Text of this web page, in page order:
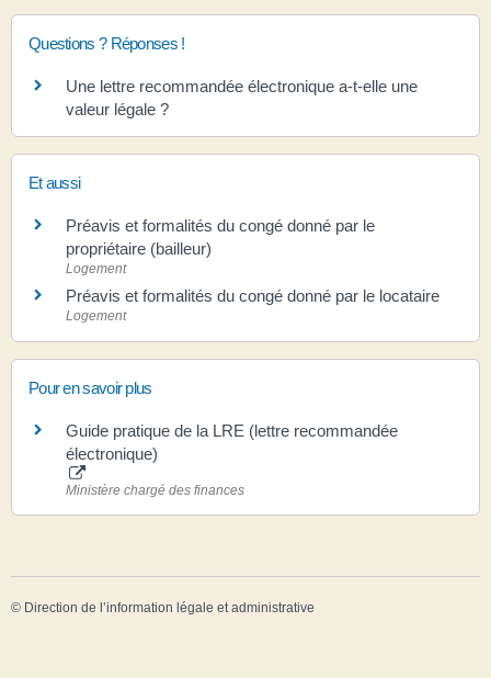
Questions ? Réponses !
Une lettre recommandée électronique a-t-elle une
valeur légale ?
Et aussi
Préavis et formalités du congé donné par le
propriétaire (bailleur)
Logement
Préavis et formalités du congé donné par le locataire
Logement
Pour en savoir plus
Guide pratique de la LRE (lettre recommandée
électronique)
Ministère chargé des finances
© Direction de l’information légale et administrative